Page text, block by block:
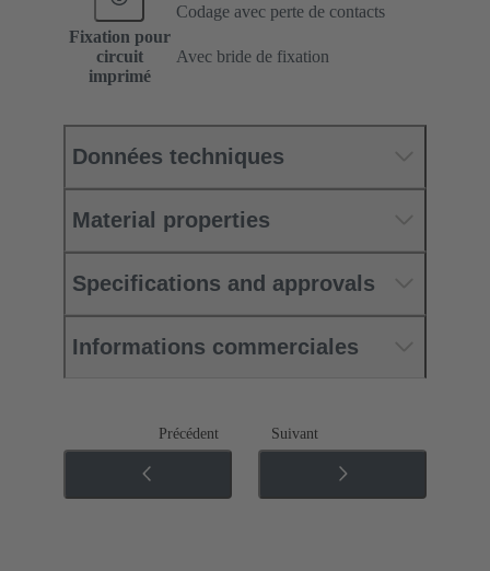
Codage avec perte de contacts
Fixation pour
circuit
imprimé
Avec bride de fixation
Données techniques
Material properties
Specifications and approvals
Informations commerciales
Précédent Suivant